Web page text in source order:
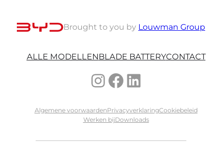
Brought to you by Louwman Group
ALLE MODELLENBLADE BATTERYCONTACT
Instagram
Facebook
LinkedIn
Algemene voorwaardenPrivacyverklaringCookiebeleid
Werken bijDownloads